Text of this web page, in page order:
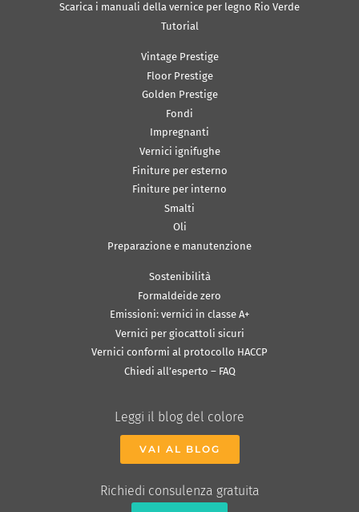
Scarica i manuali della vernice per legno Rio Verde
Tutorial
Vintage Prestige
Floor Prestige
Golden Prestige
Fondi
Impregnanti
Vernici ignifughe
Finiture per esterno
Finiture per interno
Smalti
Oli
Preparazione e manutenzione
Sostenibilità
Formaldeide zero
Emissioni: vernici in classe A+
Vernici per giocattoli sicuri
Vernici conformi al protocollo HACCP
Chiedi all’esperto – FAQ
Leggi il blog del colore
VAI AL BLOG
Richiedi consulenza gratuita